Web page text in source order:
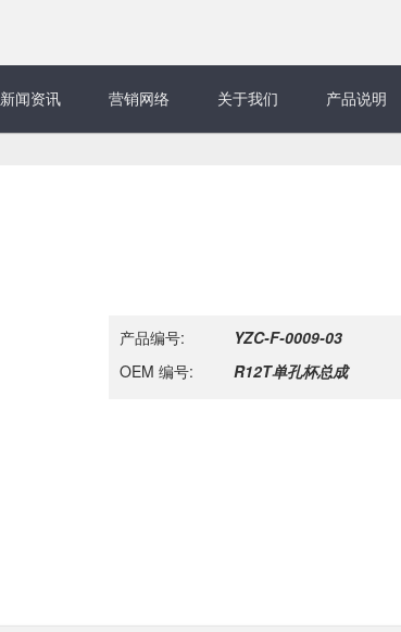
新闻资讯 营销网络 关于我们 产品说明
产品编号:
YZC-F-0009-03
OEM 编号:
R12T单孔杯总成